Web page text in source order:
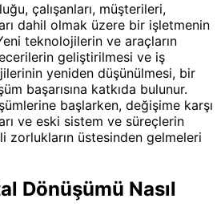
çalışanları, müşterileri,
dahil olmak üzere bir işletmenin
teknolojilerin ve araçların
geliştirilmesi ve iş
yeniden düşünülmesi, bir
başarısına katkıda bulunur.
başlarken, değişime karşı
ve eski sistem ve süreçlerin
zorlukların üstesinden gelmeleri
Dönüşümü Nasıl